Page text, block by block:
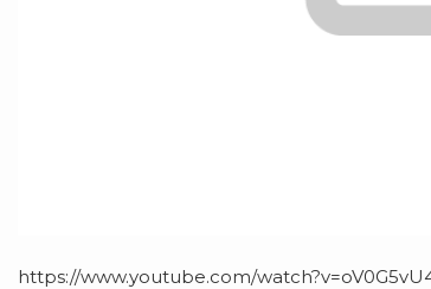
https://www.youtube.com/